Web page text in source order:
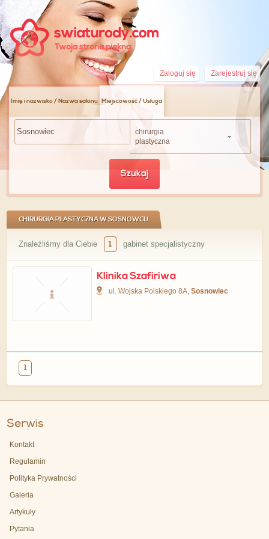
Zarejestruj się
Zaloguj się
Imię i nazwisko / Nazwa salonu Miejscowość / Usługa
chirurgia
plastyczna
Szukaj
CHIRURGIA PLASTYCZNA W SOSNOWCU
Znaleźliśmy dla Ciebie 1 gabinet specjalistyczny
Klinika Szafiriwa
ul. Wojska Polskiego 8A,Sosnowiec
1
Serwis
Kontakt
Regulamin
Polityka Prywatności
Galeria
Artykuły
Pytania